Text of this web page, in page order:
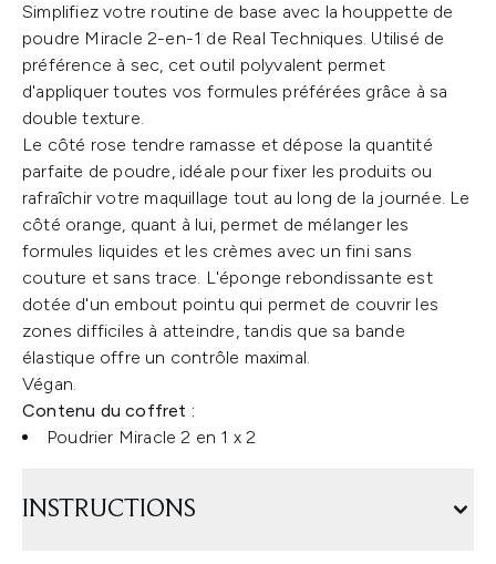
Simplifiez votre routine de base avec la houppette de
poudre Miracle 2-en-1 de Real Techniques. Utilisé de
préférence à sec, cet outil polyvalent permet
d'appliquer toutes vos formules préférées grâce à sa
double texture.
Le côté rose tendre ramasse et dépose la quantité
parfaite de poudre, idéale pour fixer les produits ou
rafraîchir votre maquillage tout au long de la journée. Le
côté orange, quant à lui, permet de mélanger les
formules liquides et les crèmes avec un fini sans
couture et sans trace. L'éponge rebondissante est
dotée d'un embout pointu qui permet de couvrir les
zones difficiles à atteindre, tandis que sa bande
élastique offre un contrôle maximal.
Végan.
Contenu du coffret :
Poudrier Miracle 2 en 1 x 2
INSTRUCTIONS